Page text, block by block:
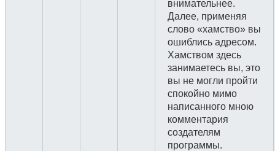
внимательнее.
Далее, применяя
слово «хамство» вы
ошиблись адресом.
Хамством здесь
занимаетесь вы, это
вы не могли пройти
спокойно мимо
написанного мною
комментария
создателям
программы.